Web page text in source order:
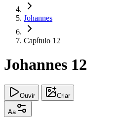
Johannes
Capítulo 12
Johannes 12
Ouvir Criar
Aa